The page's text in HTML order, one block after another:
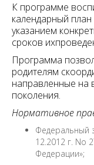
К программе
календарный
указанием
сроков
Программа
родителям
направленные на
поколения.
Нормативное
Федеральный
12.2012 г. No
Федерации»;